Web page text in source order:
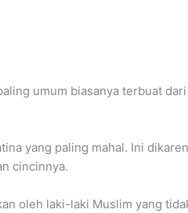
umum biasanya terbuat
yang paling mahal. Ini
cincinnya.
oleh laki-laki Muslim yang